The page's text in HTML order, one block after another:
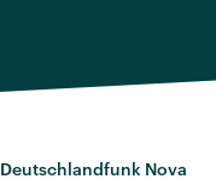
Deutschlandfunk Nova